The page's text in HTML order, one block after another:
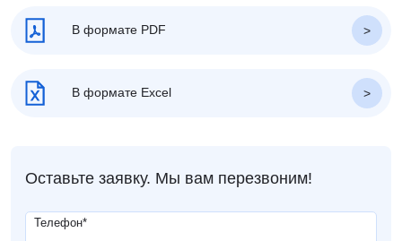
В формате PDF
В формате Excel
Оставьте заявку. Мы вам перезвоним!
Телефон*